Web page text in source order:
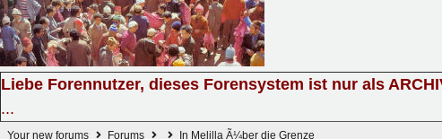
Liebe Forennutzer, dieses Forensystem ist nur als
...
Your new forums Forums In Melilla Ã¼ber die Grenze